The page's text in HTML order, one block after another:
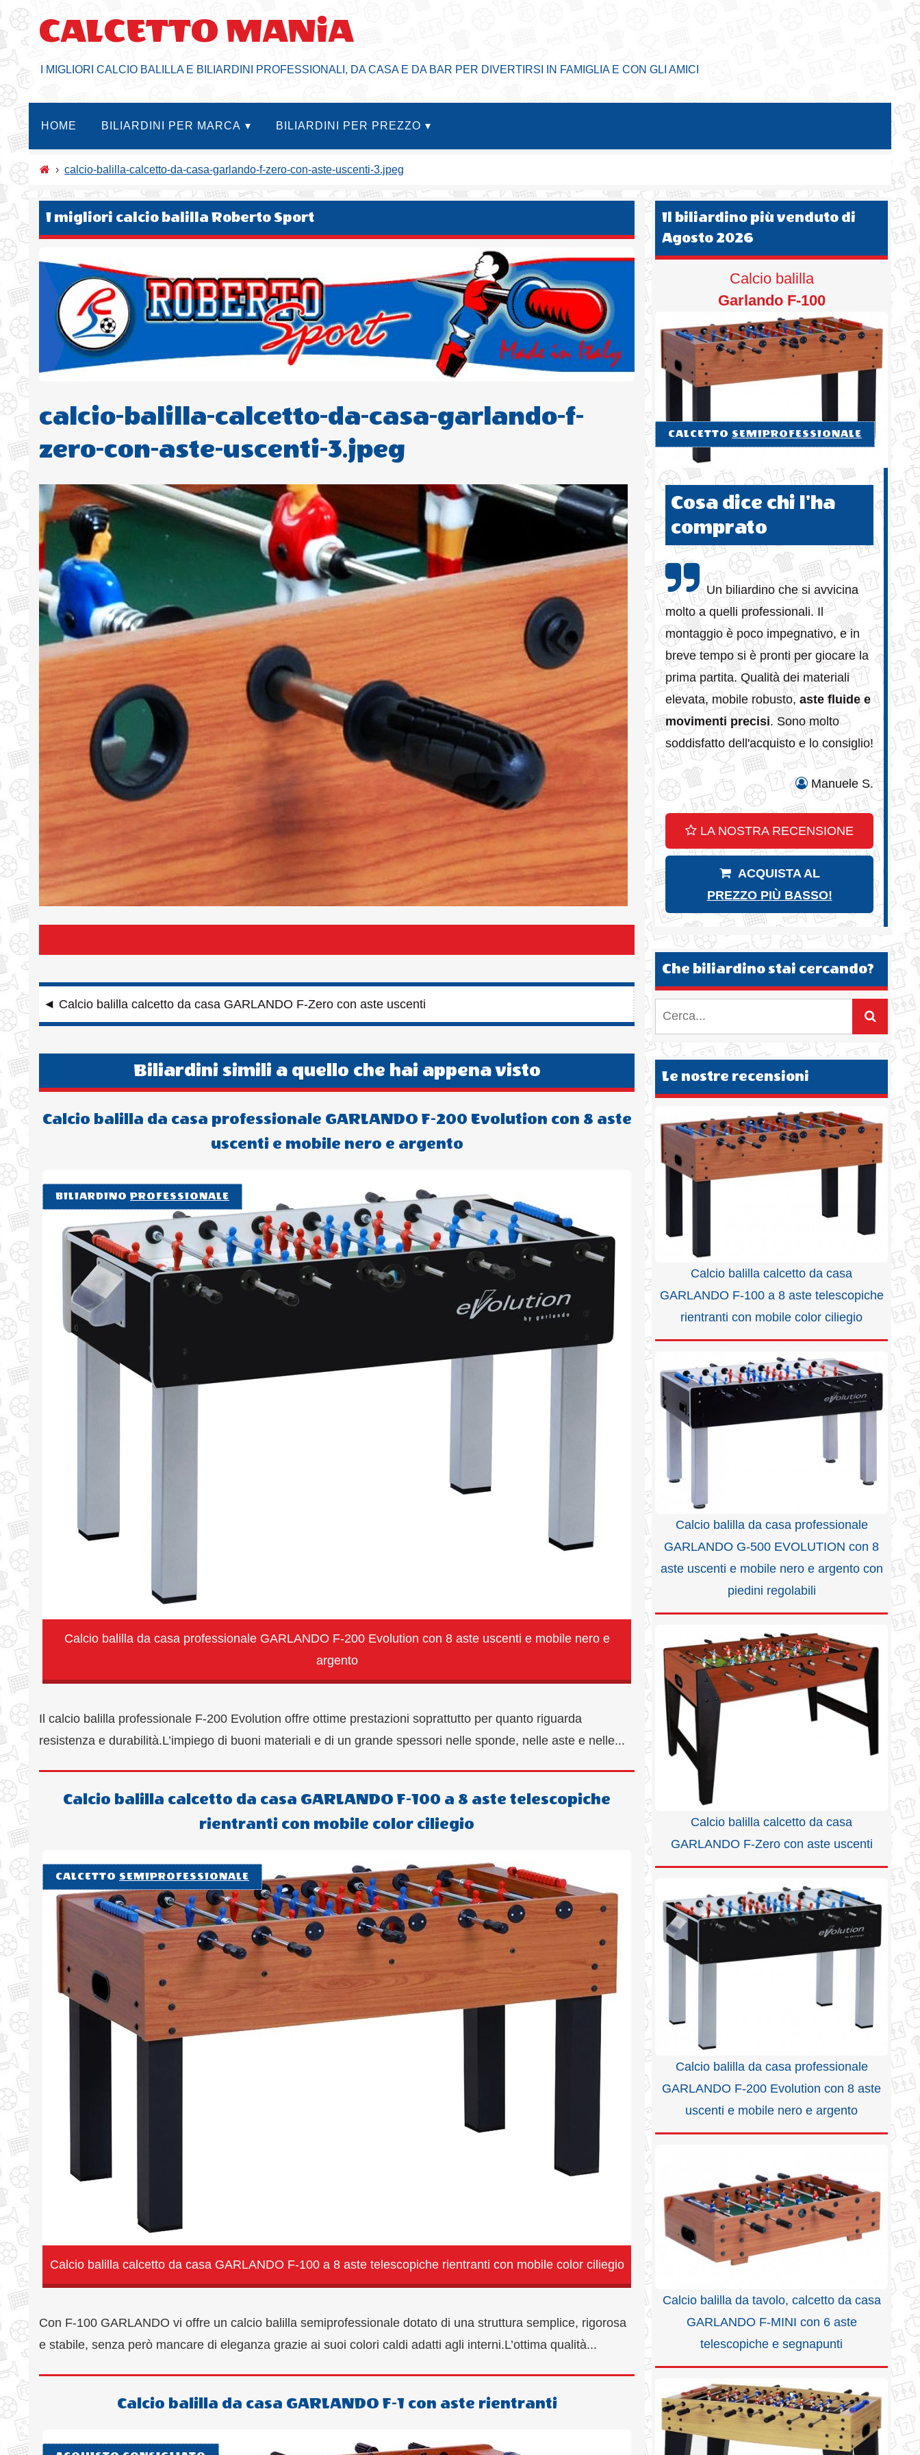
Salta
CALCETTO MANiA
I MIGLIORI CALCIO BALILLA E BILIARDINI PROFESSIONALI, DA CASA E DA BAR PER DIVERTIRSI IN FAMIGLIA E CON GLI AMICI
HOME BILIARDINI PER MARCA BILIARDINI PER PREZZO
› calcio-balilla-calcetto-da-casa-garlando-f-zero-con-aste-uscenti-3.jpeg
I migliori calcio balilla Roberto Sport
calcio-balilla-calcetto-da-casa-garlando-f-
zero-con-aste-uscenti-3.jpeg
Navigazione
articoli
◄ Calcio balilla calcetto da casa GARLANDO F-Zero con aste uscenti
Biliardini simili a quello che hai appena visto
Calcio balilla da casa professionale GARLANDO F-200 Evolution con 8 aste
uscenti e mobile nero e argento
BILIARDINO PROFESSIONALE
Calcio balilla da casa professionale GARLANDO F-200 Evolution con 8 aste uscenti e mobile nero e
argento
Il calcio balilla professionale F-200 Evolution offre ottime prestazioni soprattutto per quanto riguarda
resistenza e durabilità.L’impiego di buoni materiali e di un grande spessori nelle sponde, nelle aste e nelle...
Calcio balilla calcetto da casa GARLANDO F-100 a 8 aste telescopiche
rientranti con mobile color ciliegio
CALCETTO SEMIPROFESSIONALE
Calcio balilla calcetto da casa GARLANDO F-100 a 8 aste telescopiche rientranti con mobile color ciliegio
Con F-100 GARLANDO vi offre un calcio balilla semiprofessionale dotato di una struttura semplice, rigorosa
e stabile, senza però mancare di eleganza grazie ai suoi colori caldi adatti agli interni.L’ottima qualità...
Calcio balilla da casa GARLANDO F-1 con aste rientranti
Il biliardino più venduto di
Agosto 2026
Calcio balilla
Garlando F-100
CALCETTO SEMIPROFESSIONALE
Cosa dice chi l'ha
comprato
Un biliardino che si avvicina
molto a quelli professionali. Il
montaggio è poco impegnativo, e in
breve tempo si è pronti per giocare la
prima partita. Qualità dei materiali
elevata, mobile robusto,aste fluide e
movimenti precisi. Sono molto
soddisfatto dell'acquisto e lo consiglio!
Manuele S.
LA NOSTRA RECENSIONE
ACQUISTA AL
PREZZO PIÙ BASSO!
Che biliardino stai cercando?
Le nostre recensioni
Calcio balilla calcetto da casa
GARLANDO F-100 a 8 aste telescopiche
rientranti con mobile color ciliegio
Calcio balilla da casa professionale
GARLANDO G-500 EVOLUTION con 8
aste uscenti e mobile nero e argento con
piedini regolabili
Calcio balilla calcetto da casa
GARLANDO F-Zero con aste uscenti
Calcio balilla da casa professionale
GARLANDO F-200 Evolution con 8 aste
uscenti e mobile nero e argento
Calcio balilla da tavolo, calcetto da casa
GARLANDO F-MINI con 6 aste
telescopiche e segnapunti